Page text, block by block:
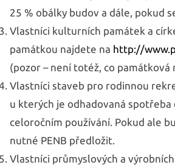
25 % obálky budov a dále, pokud
Vlastníci kulturních památek a
památkou najdete na http://
(pozor – není totéž, co památková
Vlastníci staveb pro rodinnou
u kterých je odhadovaná
celoročním používání. Pokud ale
nutné PENB předložit.
Vlastníci průmyslových a